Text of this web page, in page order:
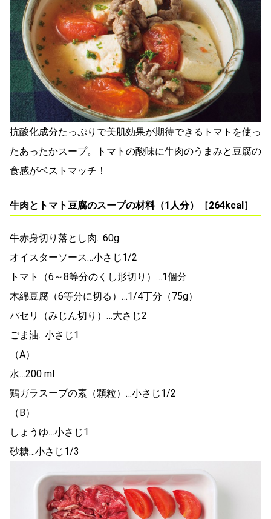
抗酸化成分たっぷりで美肌効果が期待できるトマトを使っ
たあったかスープ。トマトの酸味に牛肉のうまみと豆腐の
食感がベストマッチ！
牛肉とトマト豆腐のスープの材料（1人分）［264kcal］
牛赤身切り落とし肉…60g
オイスターソース…小さじ1/2
トマト（6～8等分のくし形切り）…1個分
木綿豆腐（6等分に切る）…1/4丁分（75g）
パセリ（みじん切り）…大さじ2
ごま油…小さじ1
（A）
水…200 ml
鶏ガラスープの素（顆粒）…小さじ1/2
（B）
しょうゆ…小さじ1
砂糖…小さじ1/3